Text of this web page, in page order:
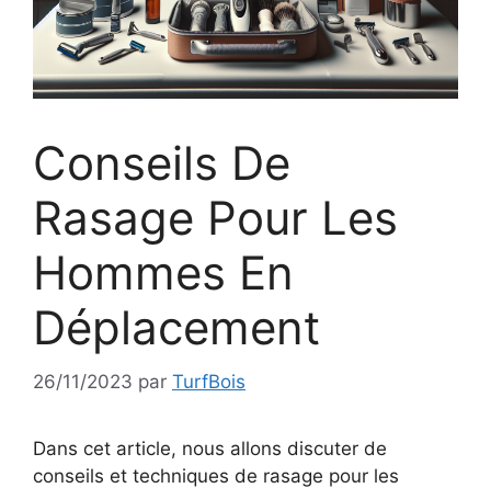
Conseils De
Rasage Pour Les
Hommes En
Déplacement
26/11/2023 par TurfBois
Dans cet article, nous allons discuter de
conseils et techniques de rasage pour les